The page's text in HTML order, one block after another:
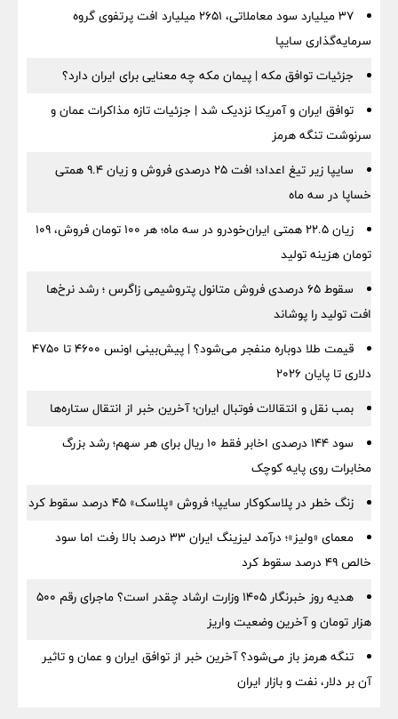
۳۷ میلیارد سود معاملاتی، ۲۶۵۱ میلیارد افت پرتفوی گروه
سرمایه‌گذاری سایپا
جزئیات توافق مکه | پیمان مکه چه معنایی برای ایران دارد؟
توافق ایران و آمریکا نزدیک شد | جزئیات تازه مذاکرات عمان و
سرنوشت تنگه هرمز
سایپا زیر تیغ اعداد؛ افت ۲۵ درصدی فروش و زیان ۹.۴ همتی
خساپا در سه ماه
زیان ۲۲.۵ همتی ایران‌خودرو در سه ماه؛ هر ۱۰۰ تومان فروش، ۱۰۹
تومان هزینه تولید
سقوط ۶۵ درصدی فروش متانول پتروشیمی زاگرس ؛ رشد نرخ‌ها
افت تولید را پوشاند
قیمت طلا دوباره منفجر می‌شود؟ | پیش‌بینی اونس ۴۶۰۰ تا ۴۷۵۰
دلاری تا پایان ۲۰۲۶
بمب نقل‌ و انتقالات فوتبال ایران؛ آخرین خبر از انتقال ستاره‌ها
سود ۱۴۴ درصدی اخابر فقط ۱۰ ریال برای هر سهم؛ رشد بزرگ
مخابرات روی پایه کوچک
زنگ خطر در پلاسکوکار سایپا؛ فروش «پلاسک» ۴۵ درصد سقوط کرد
معمای «ولیز»؛ درآمد لیزینگ ایران ۳۳ درصد بالا رفت اما سود
خالص ۴۹ درصد سقوط کرد
هدیه روز خبرنگار ۱۴۰۵ وزارت ارشاد چقدر است؟ ماجرای رقم ۵۰۰
هزار تومان و آخرین وضعیت واریز
تنگه هرمز باز می‌شود؟ آخرین خبر از توافق ایران و عمان و تاثیر
آن بر دلار، نفت و بازار ایران